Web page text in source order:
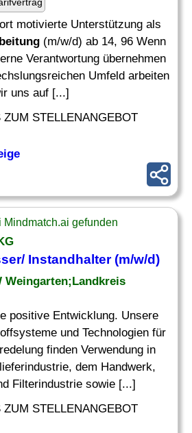
motivierte Unterstützung als
(m/w/d) ab 14, 96 Wenn
Verantwortung übernehmen
Umfeld arbeiten
uns auf [...]
ZUM STELLENANGEBOT
Mindmatch.ai gefunden
Instandhalter (m/w/d)
Weingarten;Landkreis
positive Entwicklung. Unsere
und Technologien für
finden Verwendung in
dem Handwerk,
Filterindustrie sowie [...]
ZUM STELLENANGEBOT